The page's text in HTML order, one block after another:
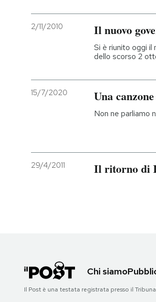
2/11/2010 Il nuovo
Si è riunito oggi il
dello scorso 2
15/7/2020 Una
Non ne parliamo
29/4/2011 Il ritorno di
Chi siamo
Il Post è una testata registrata presso il